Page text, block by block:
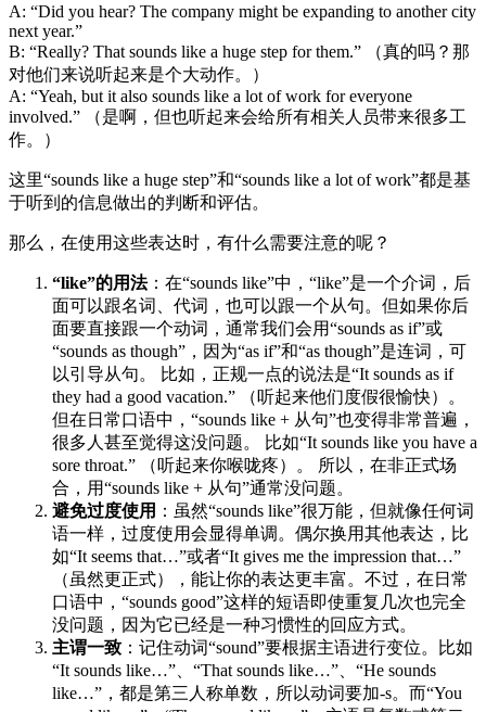
A: “Did you hear? The company might be expanding to another city
next year.”
B: “Really? That sounds like a huge step for them.” （真的吗？那
对他们来说听起来是个大动作。）
A: “Yeah, but it also sounds like a lot of work for everyone
involved.” （是啊，但也听起来会给所有相关人员带来很多工
作。）
这里“sounds like a huge step”和“sounds like a lot of work”都是基
于听到的信息做出的判断和评估。
那么，在使用这些表达时，有什么需要注意的呢？
“like”的用法：在“sounds like”中，“like”是一个介词，后
面可以跟名词、代词，也可以跟一个从句。但如果你后
面要直接跟一个动词，通常我们会用“sounds as if”或
“sounds as though”，因为“as if”和“as though”是连词，可
以引导从句。 比如，正规一点的说法是“It sounds as if
they had a good vacation.” （听起来他们度假很愉快）。
但在日常口语中，“sounds like + 从句”也变得非常普遍，
很多人甚至觉得这没问题。 比如“It sounds like you have a
sore throat.” （听起来你喉咙疼）。 所以，在非正式场
合，用“sounds like + 从句”通常没问题。
避免过度使用 ：虽然“sounds like”很万能，但就像任何词
语一样，过度使用会显得单调。偶尔换用其他表达，比
如“It seems that…”或者“It gives me the impression that…”
（虽然更正式），能让你的表达更丰富。不过，在日常
口语中，“sounds good”这样的短语即使重复几次也完全
没问题，因为它已经是一种习惯性的回应方式。
主谓一致 ：记住动词“sound”要根据主语进行变位。比如
“It sounds like…”、“That sounds like…”、“He sounds
like…”，都是第三人称单数，所以动词要加-s。而“You